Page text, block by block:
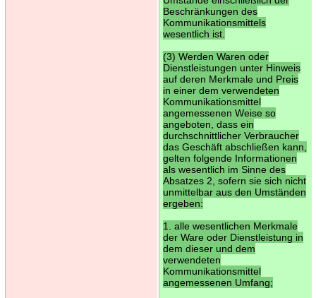
Beschränkungen des
Kommunikationsmittels
wesentlich ist.
(3) Werden Waren oder
Dienstleistungen unter Hinweis
auf deren Merkmale und Preis
in einer dem verwendeten
Kommunikationsmittel
angemessenen Weise so
angeboten, dass ein
durchschnittlicher Verbraucher
das Geschäft abschließen kann,
gelten folgende Informationen
als wesentlich im Sinne des
Absatzes 2, sofern sie sich nicht
unmittelbar aus den Umständen
ergeben:
1. alle wesentlichen Merkmale
der Ware oder Dienstleistung in
dem dieser und dem
verwendeten
Kommunikationsmittel
angemessenen Umfang;